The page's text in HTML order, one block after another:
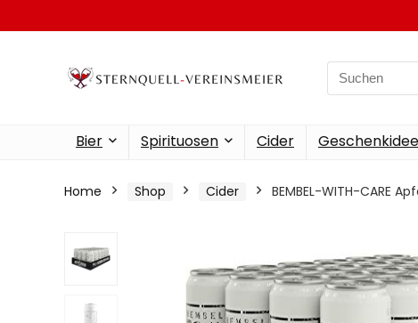
Search
for:
Bier Spirituosen Cider
Home Shop Cider BEMBEL-WITH-CARE